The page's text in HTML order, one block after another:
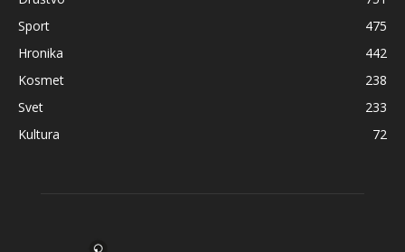
Sport
475
Hronika
442
Kosmet
238
Svet
233
Kultura
72